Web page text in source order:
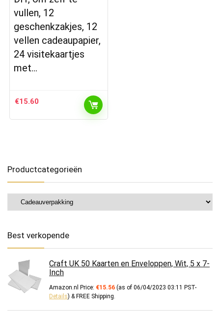
vullen, 12
geschenkzakjes, 12
vellen cadeaupapier,
24 visitekaartjes
met…
€15.60
Productcategorieën
Best verkopende
Craft UK 50 Kaarten en Enveloppen, Wit, 5 x 7-
Inch
Amazon.nl Price: €15.56 (as of 06/04/2023 03:11 PST-
Details) & FREE Shipping.